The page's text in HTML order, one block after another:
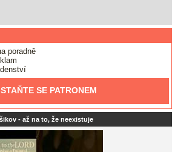
poradně
STAŇTE SE PATRONEM
- až na to, že neexistuje